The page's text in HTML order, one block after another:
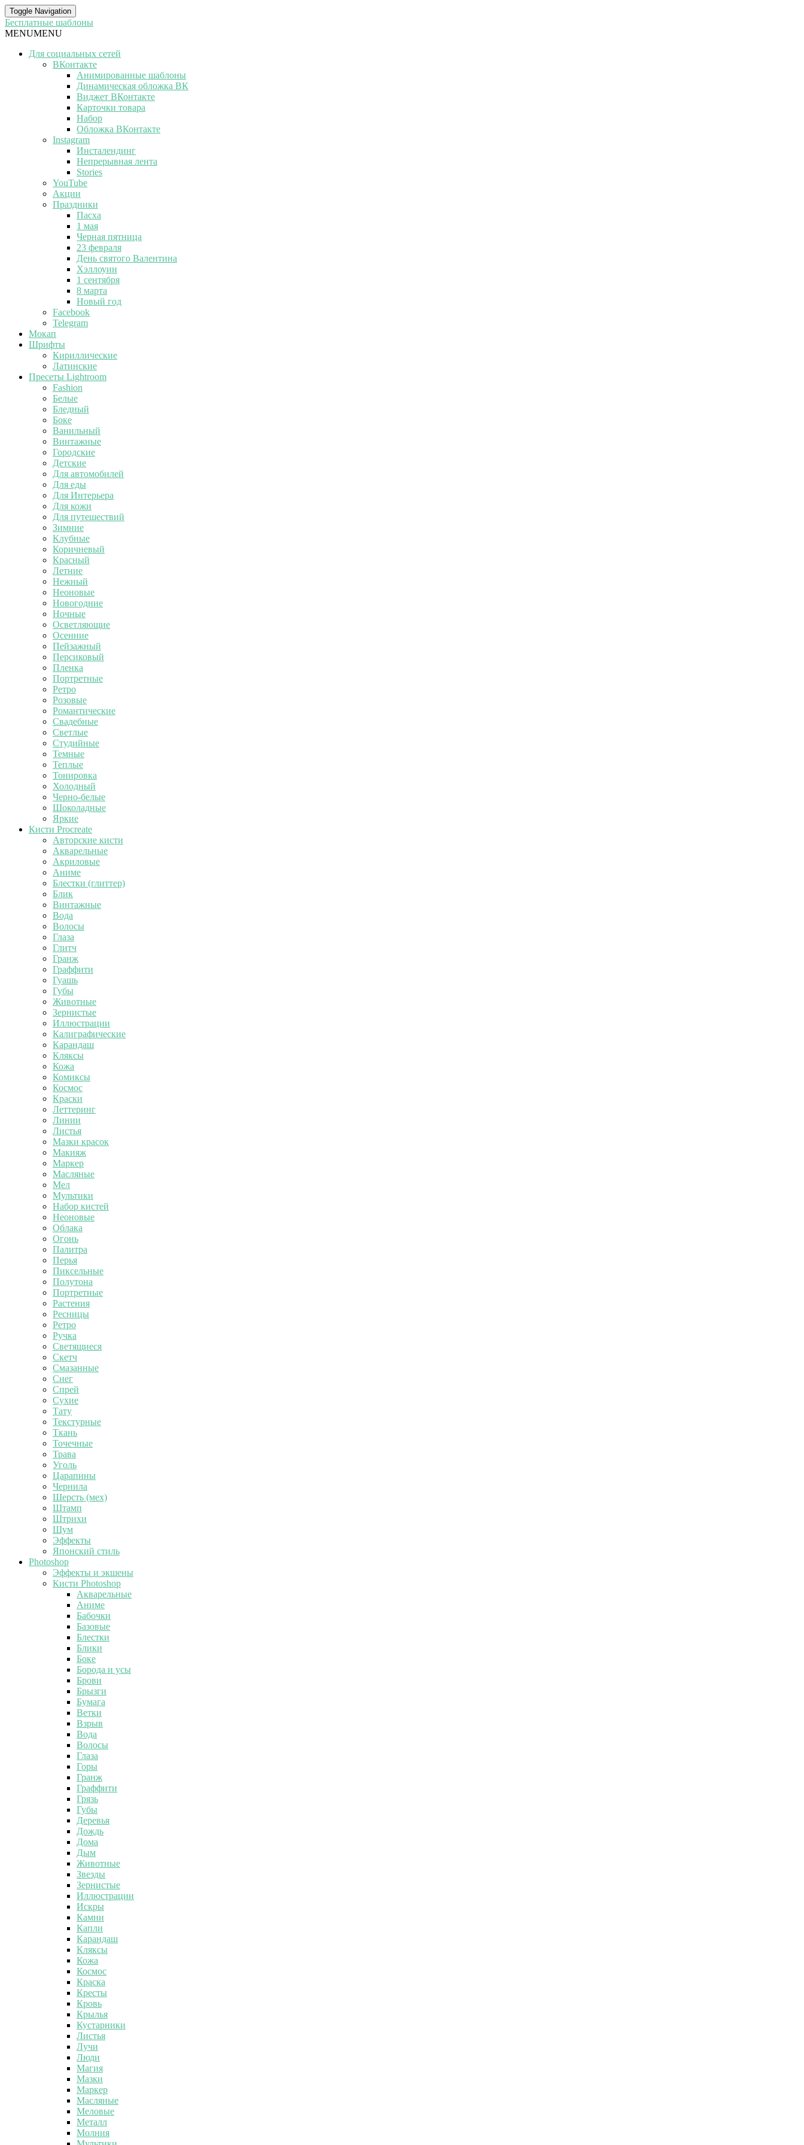
Toggle Navigation
Бесплатные шаблоны
MENUMENU
Для социальных сетей
ВКонтакте
Анимированные шаблоны
Динамическая обложка ВК
Виджет ВКонтакте
Карточки товара
Набор
Обложка ВКонтакте
Instagram
Инсталендинг
Непрерывная лента
Stories
YouTube
Акции
Праздники
Пасха
1 мая
Черная пятница
23 февраля
День святого Валентина
Хэллоуин
1 сентября
8 марта
Новый год
Facebook
Telegram
Мокап
Шрифты
Кириллические
Латинские
Пресеты Lightroom
Fashion
Белые
Бледный
Боке
Ванильный
Винтажные
Городские
Детские
Для автомобилей
Для еды
Для Интерьера
Для кожи
Для путешествий
Зимние
Клубные
Коричневый
Красный
Летние
Нежный
Неоновые
Новогодние
Ночные
Осветляющие
Осенние
Пейзажный
Персиковый
Пленка
Портретные
Ретро
Розовые
Романтические
Свадебные
Светлые
Студийные
Темные
Теплые
Тонировка
Холодный
Черно-белые
Шоколадные
Яркие
Кисти Procreate
Авторские кисти
Акварельные
Акриловые
Аниме
Блестки (глиттер)
Блик
Винтажные
Вода
Волосы
Глаза
Глитч
Гранж
Граффити
Гуашь
Губы
Животные
Зернистые
Иллюстрации
Калиграфические
Карандаш
Кляксы
Кожа
Комиксы
Космос
Краски
Леттеринг
Линии
Листья
Мазки красок
Макияж
Маркер
Масляные
Мел
Мультики
Набор кистей
Неоновые
Облака
Огонь
Палитра
Перья
Пиксельные
Полутона
Портретные
Растения
Ресницы
Ретро
Ручка
Светящиеся
Скетч
Смазанные
Снег
Спрей
Сухие
Тату
Текстурные
Ткань
Точечные
Трава
Уголь
Царапины
Чернила
Шерсть (мех)
Штамп
Штрихи
Шум
Эффекты
Японский стиль
Photoshop
Эффекты и экшены
Кисти Photoshop
Акварельные
Аниме
Бабочки
Базовые
Блестки
Блики
Боке
Борода и усы
Брови
Брызги
Бумага
Ветки
Взрыв
Вода
Волосы
Глаза
Горы
Гранж
Граффити
Грязь
Губы
Деревья
Дождь
Дома
Дым
Животные
Звезды
Зернистые
Иллюстрации
Искры
Камни
Капли
Карандаш
Кляксы
Кожа
Космос
Краска
Кресты
Кровь
Крылья
Кустарники
Листья
Лучи
Люди
Магия
Мазки
Маркер
Масляные
Меловые
Металл
Молния